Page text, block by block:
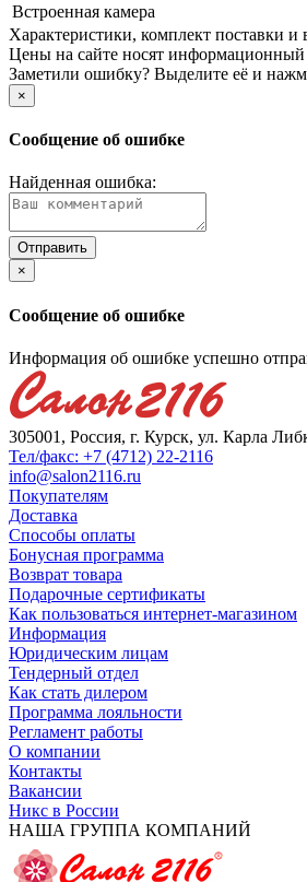
Встроенная камера
Xарактеристики, комплект поставки
Цены на сайте носят информационный
Заметили ошибку? Выделите её и
×
Сообщение об ошибке
Найденная ошибка:
×
Сообщение об ошибке
Информация об ошибке успешно
305001, Россия, г. Курск, ул. Карла
Тел/факс: +7 (4712) 22-2116
info@salon2116.ru
Покупателям
Доставка
Способы оплаты
Бонусная программа
Возврат товара
Подарочные сертификаты
Как пользоваться интернет-магазином
Информация
Юридическим лицам
Тендерный отдел
Как стать дилером
Программа лояльности
Регламент работы
О компании
Контакты
Вакансии
Никс в России
НАША ГРУППА КОМПАНИЙ